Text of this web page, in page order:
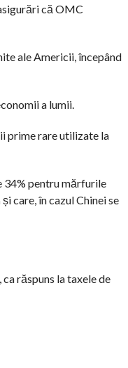
că OMC
ale Americii, începând
a lumii.
prime rare utilizate la
34% pentru mărfurile
care, în cazul Chinei se
răspuns la taxele de